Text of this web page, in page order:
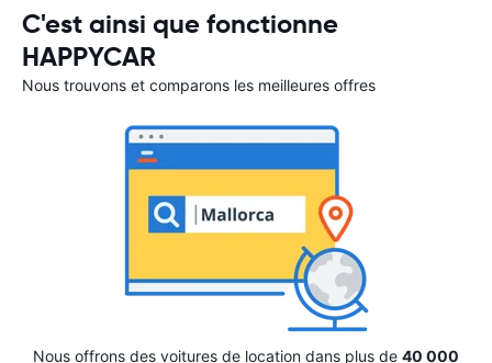
C'est ainsi que fonctionne
HAPPYCAR
Nous trouvons et comparons les meilleures offres
Nous offrons des voitures de location dans plus de 40 000